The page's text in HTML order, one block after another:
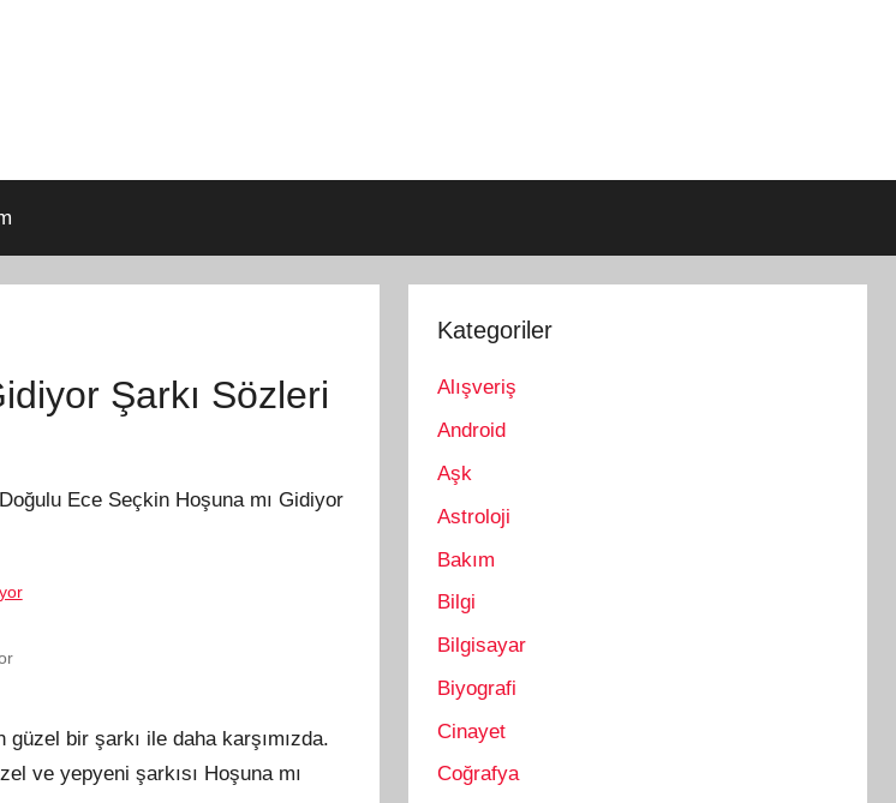
Şarkı Sözleri
Ece Seçkin Hoşuna mı Gidiyor
bir şarkı ile daha karşımızda.
ve yepyeni şarkısı Hoşuna mı
Kategoriler
Alışveriş
Android
Aşk
Astroloji
Bakım
Bilgi
Bilgisayar
Biyografi
Cinayet
Coğrafya